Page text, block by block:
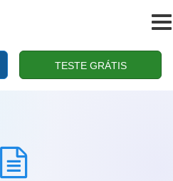
TESTE GRÁTIS